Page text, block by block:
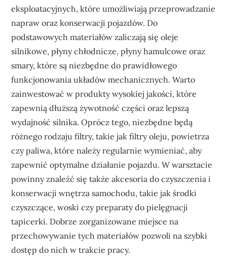
eksploatacyjnych, które umożliwiają przeprowadzanie
napraw oraz konserwacji pojazdów. Do
podstawowych materiałów zaliczają się oleje
silnikowe, płyny chłodnicze, płyny hamulcowe oraz
smary, które są niezbędne do prawidłowego
funkcjonowania układów mechanicznych. Warto
zainwestować w produkty wysokiej jakości, które
zapewnią dłuższą żywotność części oraz lepszą
wydajność silnika. Oprócz tego, niezbędne będą
różnego rodzaju filtry, takie jak filtry oleju, powietrza
czy paliwa, które należy regularnie wymieniać, aby
zapewnić optymalne działanie pojazdu. W warsztacie
powinny znaleźć się także akcesoria do czyszczenia i
konserwacji wnętrza samochodu, takie jak środki
czyszczące, woski czy preparaty do pielęgnacji
tapicerki. Dobrze zorganizowane miejsce na
przechowywanie tych materiałów pozwoli na szybki
dostęp do nich w trakcie pracy.